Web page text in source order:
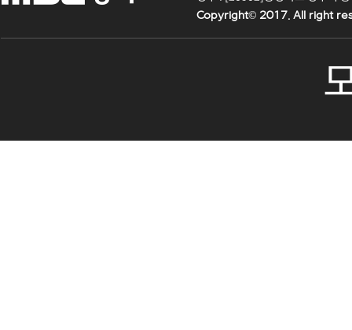
Copyright© 2017. All right